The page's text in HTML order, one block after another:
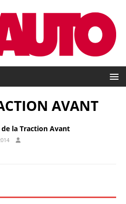
AVANT
de la Traction Avant